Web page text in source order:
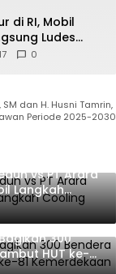
di RI, Mobil
Ludes
0
dan H. Husni Tamrin,
Periode 2025-2030
vs PT Arara
Langkah
300
HUT ke-81